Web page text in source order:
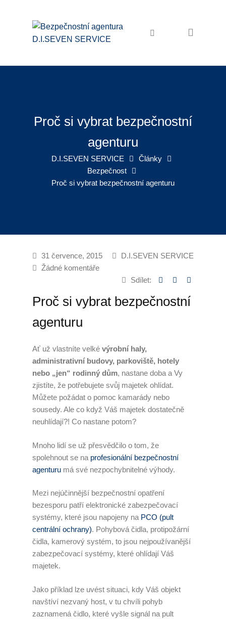
Bezpečnostní služby
Generální úklid
Služby po napojení
Náhradní plnění
Náhradní plnění 2025
Kalkulátor náhradního plnění
Zneužívání náhradního plnění
Zaměstnávání OZP
Garance kvality
Volná místa
Informace dle zákona č.
Tiskové centrum
Proč si vybrat bezpečnostní
agenturu
D.I.SEVEN SERVICE
Články
Bezpečnost
Proč si vybrat bezpečnostní agenturu
31 července, 2015
D.I.SEVEN SERVICE
Žádné komentáře
Sdílet:
Proč si vybrat bezpečnostní
agenturu
Ať už vlastníte velké výrobní haly,
administrativní budovy, parkoviště, hotely
nebo „jen“ rodinný dům, nastane doba a Vy
zjistíte, že potřebujete svůj majetek ohlídat.
Můžete požádat o pomoc kamarády nebo
sousedy. Ale co když Váš majetek dostatečně
neuhlídají?! Co nastane potom?
Mnoho lidí se už přesvědčilo o tom, že
spolehnout se na profesionální bezpečnostní
agenturu má své nezpochybnitelné výhody.
Mezi nejúčinnější bezpečnostní opatření
bezesporu patří elektronické zabezpečovací
systémy, které jsou napojeny na PCO (pult
centrální ochrany). Pohybová čidla, protipožární
čidla, kamerový systém, to jsou nejpoužívanější
zabezpečovací systémy, které ohlídají Váš
majetek.
Jako příklad lze uvést situaci, kdy Váš objekt
navštíví nezvaný host, v tu chvíli pohyb
zaznamená čidlo, které vyšle signál na pult